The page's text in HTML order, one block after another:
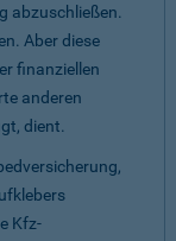
abzuschließen.
Aber diese
finanziellen
anderen
dient.
Kfz-